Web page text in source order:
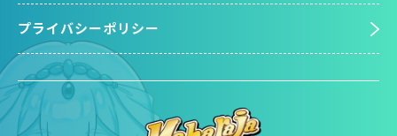
プライバシーポリシー